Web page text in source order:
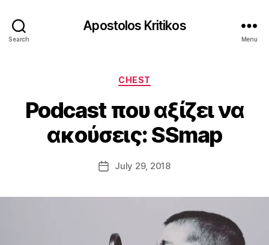
Search
Apostolos Kritikos
Menu
Categories
CHEST
Podcast που αξίζει να
ακούσεις: SSmap
Post
author
o
s
t
o
o
K
k
PostJuly 29, 2018